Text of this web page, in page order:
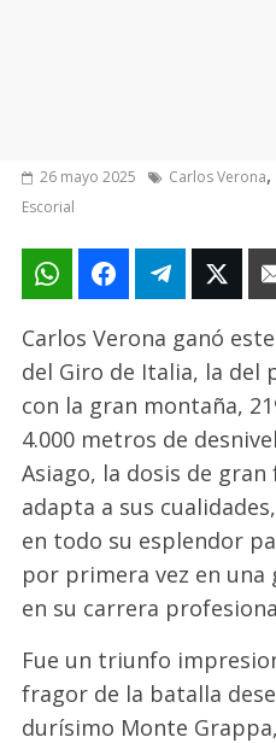
26 mayo 2025 Carlos Verona,
Escorial
Carlos Verona ganó
del Giro de Italia, la
con la gran montaña,
4.000 metros de
Asiago, la dosis de
adapta a sus
en todo su esplendor
por primera vez en una
en su carrera
Fue un triunfo
fragor de la batalla
durísimo Monte